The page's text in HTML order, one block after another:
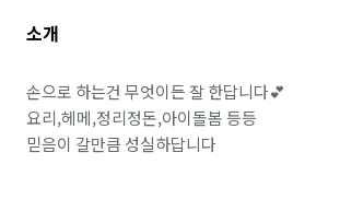
소개
손으로 하는건 무엇이든 잘 한답니다💕
요리,헤메,정리정돈,아이돌봄 등등
믿음이 갈만큼 성실하답니다